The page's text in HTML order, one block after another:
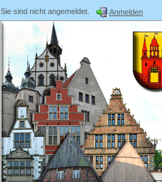
Sie sind nicht angemeldet. Anmelden